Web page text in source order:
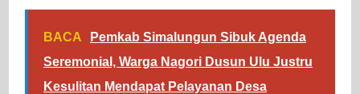
BACA
Pemkab Simalungun Sibuk Agenda
Seremonial, Warga Nagori Dusun Ulu Justru
Kesulitan Mendapat Pelayanan Desa